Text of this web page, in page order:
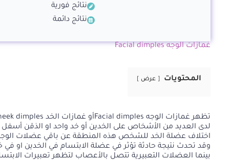
نتائج فورية
نتائج دائمة
غمازات الوجه Facial dimples
المحتويات عرض
لدى العديد من الأشخاص على الخدين أو خد واحد او الذقن أسفل
اختلاف عضلة الخد للشخص هذه المنطقة عن باقي عضلات الوجه
بينما العضلات التعبيرية تتصل بالأعصاب لتظهر تعبيرات